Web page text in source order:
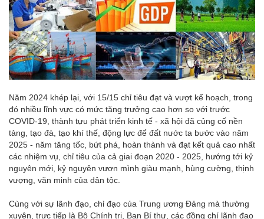
Năm 2024 khép lại, với 15/15 chỉ tiêu đạt và vượt kế hoạch, trong
đó nhiều lĩnh vực có mức tăng trưởng cao hơn so với trước
COVID-19, thành tựu phát triển kinh tế - xã hội đã củng cố nền
tảng, tạo đà, tạo khí thế, động lực để đất nước ta bước vào năm
2025 - năm tăng tốc, bứt phá, hoàn thành và đạt kết quả cao nhất
các nhiệm vụ, chỉ tiêu của cả giai đoạn 2020 - 2025, hướng tới kỷ
nguyên mới, kỷ nguyên vươn mình giàu mạnh, hùng cường, thịnh
vượng, văn minh của dân tộc.
Cùng với sự lãnh đạo, chỉ đạo của Trung ương Đảng mà thường
xuyên, trực tiếp là Bộ Chính trị, Ban Bí thư, các đồng chí lãnh đạo